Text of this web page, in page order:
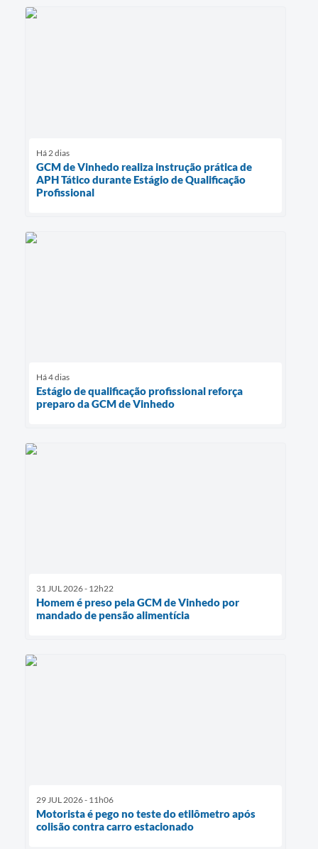
Há 2 dias
GCM de Vinhedo realiza instrução prática de
APH Tático durante Estágio de Qualificação
Profissional
Há 4 dias
Estágio de qualificação profissional reforça
preparo da GCM de Vinhedo
31 JUL 2026 - 12h22
Homem é preso pela GCM de Vinhedo por
mandado de pensão alimentícia
29 JUL 2026 - 11h06
Motorista é pego no teste do etilômetro após
colisão contra carro estacionado